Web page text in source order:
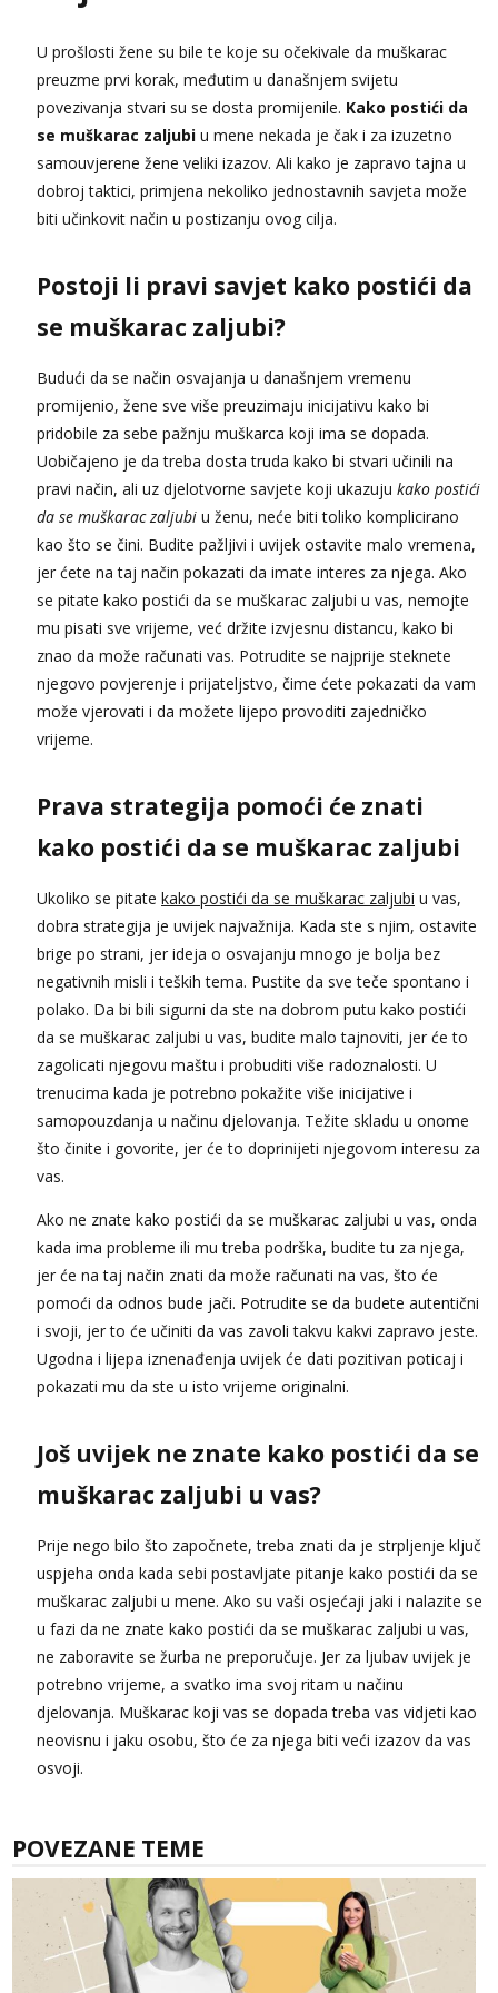
Obavijesti me kada se oslobodi
Liliana
Razgovaram :)
064/677-677
tel:0,93€ - mob:1,12€ min
Obavijesti me kada se oslobodi
Marta
Tel:064/677-677- Kod: #53
tel:0,93€ - mob:1,12€ min
Obavijesti me kada se oslobodi
Razgovaram :)
064/677-677 - Kod: #04
tel:0,93€ - mob:1,12€ min
Obavijesti me kada se oslobodi
Alisa
Razgovaram :)
Tel:064/677-677- Kod: #106
tel:0,93€ - mob:1,12€ min
Žana
Čekam tvoj poziv!
Tel:064/677-677- Kod: #135
tel:0,93€ - mob:1,12€ min
Tel:064/677-677- Kod: #123
tel:0,93€ - mob:1,12€ min
Tel: 064/677-677
- Kod: #142
tel:0,93€ - mob:1,12€ min
U prošlosti žene su bile te koje su očekivale da muškarac
preuzme prvi korak, međutim u današnjem svijetu
povezivanja stvari su se dosta promijenile. Kako postići da
se muškarac zaljubi u mene nekada je čak i za izuzetno
samouvjerene žene veliki izazov. Ali kako je zapravo tajna u
dobroj taktici, primjena nekoliko jednostavnih savjeta može
biti učinkovit način u postizanju ovog cilja.
Postoji li pravi savjet kako postići da
se muškarac zaljubi?
Budući da se način osvajanja u današnjem vremenu
promijenio, žene sve više preuzimaju inicijativu kako bi
pridobile za sebe pažnju muškarca koji ima se dopada.
Uobičajeno je da treba dosta truda kako bi stvari učinili na
pravi način, ali uz djelotvorne savjete koji ukazuju kako postići
da se muškarac zaljubi u ženu, neće biti toliko komplicirano
kao što se čini. Budite pažljivi i uvijek ostavite malo vremena,
jer ćete na taj način pokazati da imate interes za njega. Ako
se pitate kako postići da se muškarac zaljubi u vas, nemojte
mu pisati sve vrijeme, već držite izvjesnu distancu, kako bi
znao da može računati vas. Potrudite se najprije steknete
njegovo povjerenje i prijateljstvo, čime ćete pokazati da vam
može vjerovati i da možete lijepo provoditi zajedničko
vrijeme.
Prava strategija pomoći će znati
kako postići da se muškarac zaljubi
Ukoliko se pitate kako postići da se muškarac zaljubi u vas,
dobra strategija je uvijek najvažnija. Kada ste s njim, ostavite
brige po strani, jer ideja o osvajanju mnogo je bolja bez
negativnih misli i teških tema. Pustite da sve teče spontano i
polako. Da bi bili sigurni da ste na dobrom putu kako postići
da se muškarac zaljubi u vas, budite malo tajnoviti, jer će to
zagolicati njegovu maštu i probuditi više radoznalosti. U
trenucima kada je potrebno pokažite više inicijative i
samopouzdanja u načinu djelovanja. Težite skladu u onome
što činite i govorite, jer će to doprinijeti njegovom interesu za
vas.
Ako ne znate kako postići da se muškarac zaljubi u vas, onda
kada ima probleme ili mu treba podrška, budite tu za njega,
jer će na taj način znati da može računati na vas, što će
pomoći da odnos bude jači. Potrudite se da budete autentični
i svoji, jer to će učiniti da vas zavoli takvu kakvi zapravo jeste.
Ugodna i lijepa iznenađenja uvijek će dati pozitivan poticaj i
pokazati mu da ste u isto vrijeme originalni.
Još uvijek ne znate kako postići da se
muškarac zaljubi u vas?
Prije nego bilo što započnete, treba znati da je strpljenje ključ
uspjeha onda kada sebi postavljate pitanje kako postići da se
muškarac zaljubi u mene. Ako su vaši osjećaji jaki i nalazite se
u fazi da ne znate kako postići da se muškarac zaljubi u vas,
ne zaboravite se žurba ne preporučuje. Jer za ljubav uvijek je
potrebno vrijeme, a svatko ima svoj ritam u načinu
djelovanja. Muškarac koji vas se dopada treba vas vidjeti kao
neovisnu i jaku osobu, što će za njega biti veći izazov da vas
osvoji.
POVEZANE TEME